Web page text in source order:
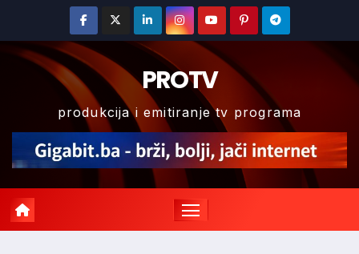
content
PROTV
produkcija i emitiranje tv programa